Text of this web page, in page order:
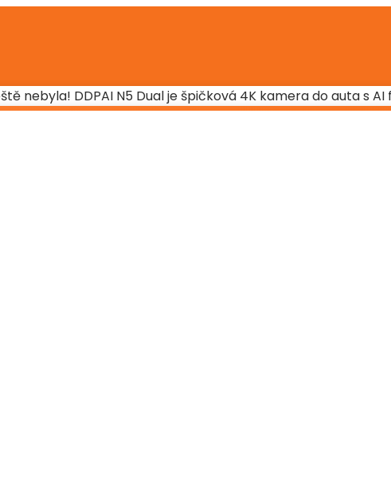
nebyla! DDPAI N5 Dual je špičková 4K kamera do auta s